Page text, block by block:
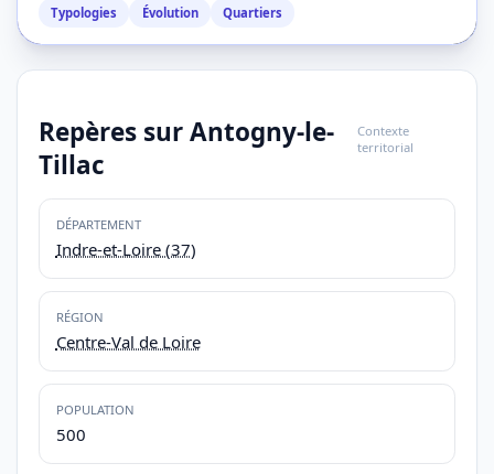
Typologies Évolution Quartiers
Repères sur Antogny-le-
Tillac
Contexte
territorial
DÉPARTEMENT
Indre-et-Loire (37)
RÉGION
Centre-Val de Loire
POPULATION
500